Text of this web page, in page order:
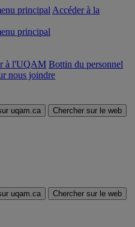
principal Accéder à la
principal
à l'UQAM Bottin du personnel
nous joindre
uqam.ca Chercher sur le web
uqam.ca Chercher sur le web